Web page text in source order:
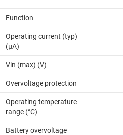
Function
Operating current (typ)
(µA)
Vin (max) (V)
Overvoltage protection
Operating temperature
range (°C)
Battery overvoltage